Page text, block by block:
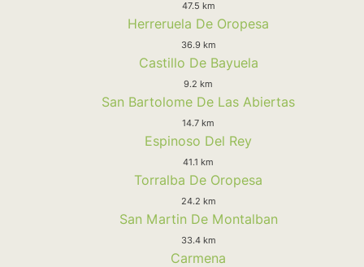
47.5 km
Herreruela De Oropesa
36.9 km
Castillo De Bayuela
9.2 km
San Bartolome De Las Abiertas
14.7 km
Espinoso Del Rey
41.1 km
Torralba De Oropesa
24.2 km
San Martin De Montalban
33.4 km
Carmena